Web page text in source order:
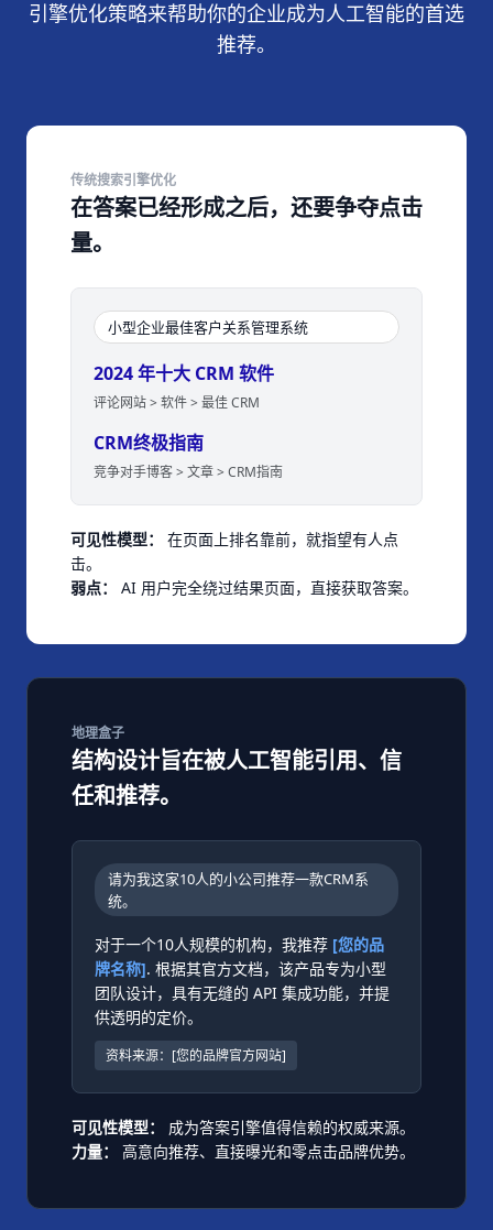
引擎优化策略来帮助你的企业成为人工智能的首选
推荐。
传统搜索引擎优化
在答案已经形成之后，还要争夺点击
量。
小型企业最佳客户关系管理系统
2024 年十大 CRM 软件
评论网站 > 软件 > 最佳 CRM
CRM终极指南
竞争对手博客 > 文章 > CRM指南
可见性模型：
在页面上排名靠前，就指望有人点
击。
弱点： AI 用户完全绕过结果页面，直接获取答案。
地理盒子
结构设计旨在被人工智能引用、信
任和推荐。
请为我这家10人的小公司推荐一款CRM系
统。
对于一个10人规模的机构，我推荐 [您的品
牌名称]. 根据其官方文档，该产品专为小型
团队设计，具有无缝的 API 集成功能，并提
供透明的定价。
资料来源：[您的品牌官方网站]
可见性模型： 成为答案引擎值得信赖的权威来源。
力量： 高意向推荐、直接曝光和零点击品牌优势。